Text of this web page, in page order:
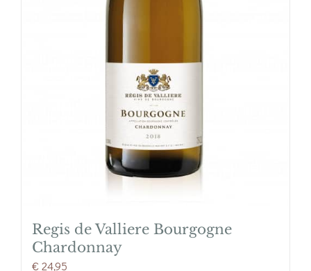
Regis de Valliere Bourgogne
Chardonnay
€24,95